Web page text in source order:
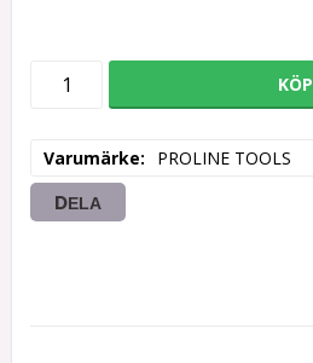
KÖP
Varumärke PROLINE TOOLS
DELA